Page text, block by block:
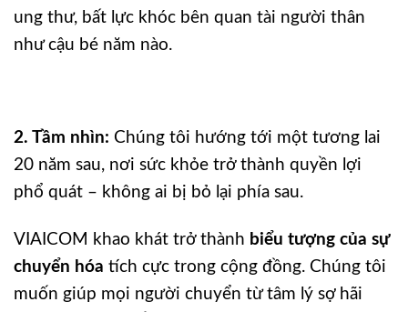
ung thư, bất lực khóc bên quan tài người thân
như cậu bé năm nào.
2. Tầm nhìn: Chúng tôi hướng tới một tương lai
20 năm sau, nơi sức khỏe trở thành quyền lợi
phổ quát – không ai bị bỏ lại phía sau.
VIAICOM khao khát trở thành biểu tượng của sự
chuyển hóa tích cực trong cộng đồng. Chúng tôi
muốn giúp mọi người chuyển từ tâm lý sợ hãi